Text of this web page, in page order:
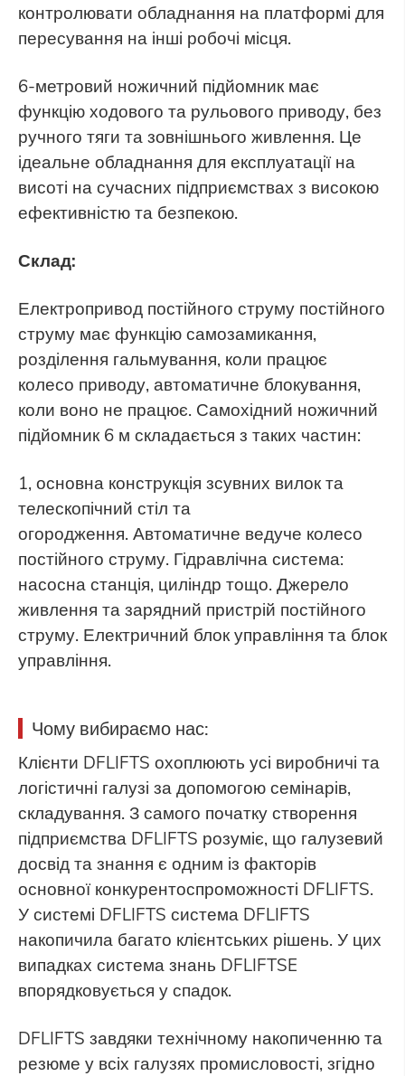
контролювати обладнання на платформі для
пересування на інші робочі місця.
6-метровий ножичний підйомникмає
функцію ходового та рульового приводу, без
ручного тяги та зовнішнього живлення. Це
ідеальне обладнання для експлуатації на
висоті на сучасних підприємствах з високою
ефективністю та безпекою.
Склад:
Електропривод постійного струму постійного
струму має функцію самозамикання,
розділення гальмування, коли працює
колесо приводу, автоматичне блокування,
коли воно не працює. Самохідний ножичний
підйомник 6 м складається з таких частин:
1, основна конструкція зсувних вилок та
телескопічний стіл та
огородження. Автоматичне ведуче колесо
постійного струму. Гідравлічна система:
насосна станція, циліндр тощо. Джерело
живлення та зарядний пристрій постійного
струму. Електричний блок управління та блок
управління.
Чому вибираємо нас:
Клієнти DFLIFTS охоплюють усі виробничі та
логістичні галузі за допомогою семінарів,
складування. З самого початку створення
підприємства DFLIFTS розуміє, що галузевий
досвід та знання є одним із факторів
основної конкурентоспроможності DFLIFTS.
У системі DFLIFTS система DFLIFTS
накопичила багато клієнтських рішень. У цих
випадках система знань DFLIFTSE
впорядковується у спадок.
DFLIFTS завдяки технічному накопиченню та
резюме у всіх галузях промисловості, згідно